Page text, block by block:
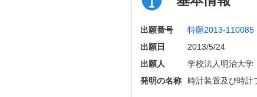
出願番号 特願2013-110085
出願日
2013/5/24
出願人
学校法人明治大学
発明の名称
時計装置及び時計